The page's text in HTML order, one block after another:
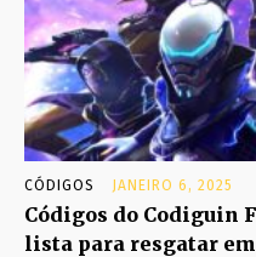
CÓDIGOS JANEIRO 6, 2025
Códigos do Codiguin
lista para resgatar